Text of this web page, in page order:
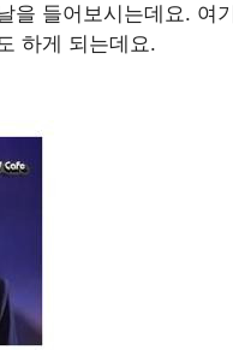
을 들어보시는데요. 여
하게 되는데요.